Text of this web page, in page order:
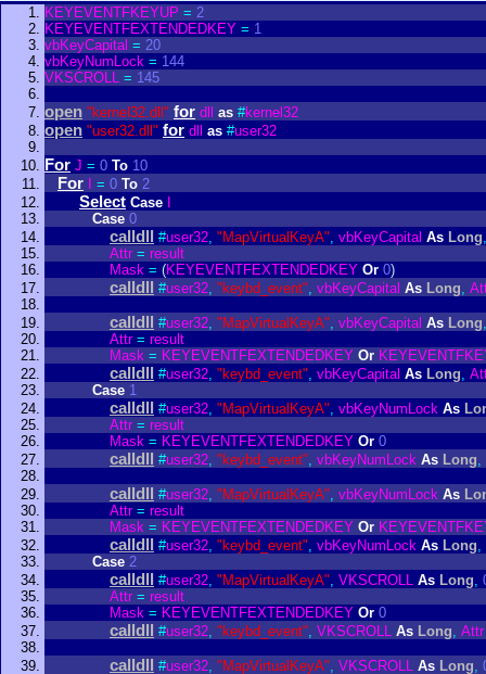
KEYEVENTFKEYUP = 2
KEYEVENTFEXTENDEDKEY = 1
vbKeyCapital = 20
vbKeyNumLock = 144
VKSCROLL = 145
open "kernel32.dll" for dll as #kernel32
open "user32.dll" for dll as #user32
For J = 0 To 10
For = 0 To 2
Select Case
Case 0
calldll #user32, "MapVirtualKeyA", vbKeyCapital As Long,
Attr = result
Mask = (KEYEVENTFEXTENDEDKEY Or 0)
calldll #user32, "keybd_event", vbKeyCapital As Long,
calldll #user32, "MapVirtualKeyA", vbKeyCapital As Long,
Attr = result
Mask = KEYEVENTFEXTENDEDKEY Or
calldll #user32, "keybd_event", vbKeyCapital As Long,
Case 1
calldll #user32, "MapVirtualKeyA", vbKeyNumLock As
Attr = result
Mask = KEYEVENTFEXTENDEDKEY Or 0
calldll #user32, "keybd_event", vbKeyNumLock As Long,
calldll #user32, "MapVirtualKeyA", vbKeyNumLock As
Attr = result
Mask = KEYEVENTFEXTENDEDKEY Or
calldll #user32, "keybd_event", vbKeyNumLock As Long,
Case 2
calldll #user32, "MapVirtualKeyA", VKSCROLL As Long,
Attr = result
Mask = KEYEVENTFEXTENDEDKEY Or 0
calldll #user32, "keybd_event", VKSCROLL As Long, Attr
calldll #user32, "MapVirtualKeyA", VKSCROLL As Long,